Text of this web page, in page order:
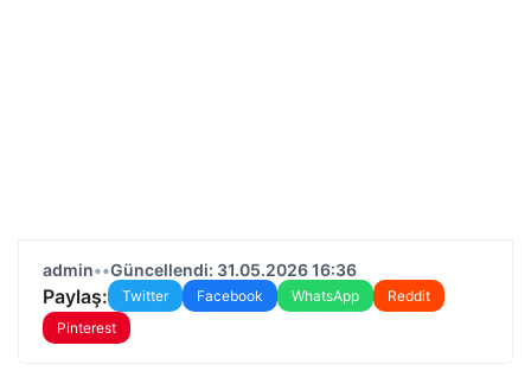
admin••Güncellendi: 31.05.2026 16:36
Paylaş: Twitter Facebook WhatsApp
Reddit
Pinterest